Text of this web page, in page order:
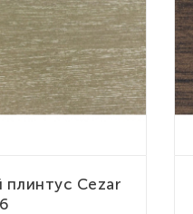
плинтус Cezar